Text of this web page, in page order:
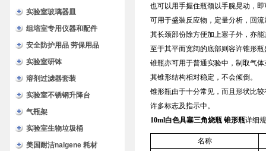
实验室玻璃器皿
组培室专用仪器和配件
安全防护用品 劳保用品
实验室研钵
溶剂过滤器套装
实验室不锈钢升降台
气瓶架
实验室生物垃圾桶
美国耐洁nalgene 耗材
也可以用手握住瓶颈以手腕晃动，
可用于盛装反应物，定量分析，回
其长颈部份除方便加上塞子外，亦
至于其平而宽阔的底部则容许锥形
锥瓶亦可用于普通实验中，制取气
其锥形结构相对稳定，不会倾倒。
锥形瓶由于十分常见，而且形状比
许多标志及指示中。
10ml白色具塞三角烧瓶 锥形瓶详细
名称